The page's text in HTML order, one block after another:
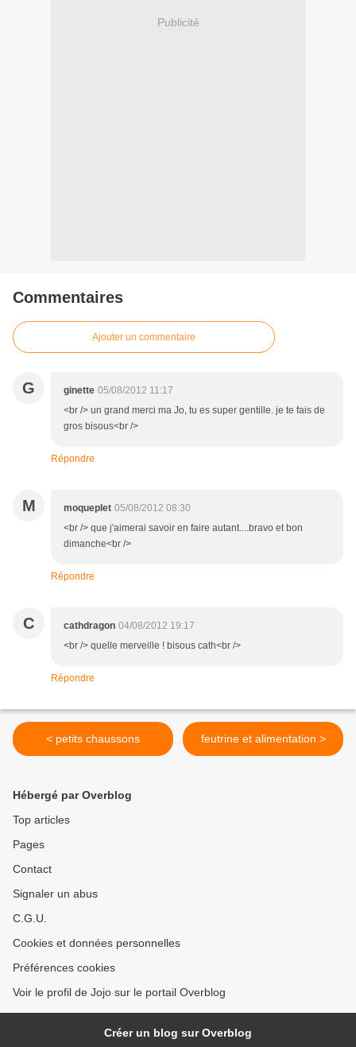
Publicité
Commentaires
Ajouter un commentaire
G ginette 05/08/2012 11:17
<br /> un grand merci ma Jo, tu es super gentille. je te fais de
gros bisous<br />
Répondre
M moqueplet 05/08/2012 08:30
<br /> que j'aimerai savoir en faire autant....bravo et bon
dimanche<br />
Répondre
C cathdragon 04/08/2012 19:17
<br /> quelle merveille ! bisous cath<br />
Répondre
< petits chaussons feutrine et alimentation >
Hébergé par Overblog
Top articles
Pages
Contact
Signaler un abus
C.G.U.
Cookies et données personnelles
Préférences cookies
Voir le profil de Jojo sur le portail Overblog
Créer un blog sur Overblog